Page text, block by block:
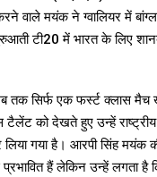
वाले मयंक ने ग्वालियर में
टी20 में भारत के लिए
तक सिर्फ एक फर्स्ट क्लास मैच
को देखते हुए उन्हें
लिया गया है। आरपी सिंह मयंक
हैं लेकिन उन्हें लगता है